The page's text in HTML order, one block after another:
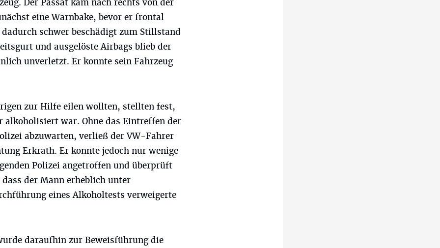
Der Passat kam nach rechts von der
eine Warnbake, bevor er frontal
schwer beschädigt zum Stillstand
und ausgelöste Airbags blieb der
unverletzt. Er konnte sein Fahrzeug
zur Hilfe eilen wollten, stellten fest,
alkoholisiert war. Ohne das Eintreffen der
abzuwarten, verließ der VW-Fahrer
Erkrath. Er konnte jedoch nur wenige
Polizei angetroffen und überprüft
der Mann erheblich unter
eines Alkoholtests verweigerte
daraufhin zur Beweisführung die